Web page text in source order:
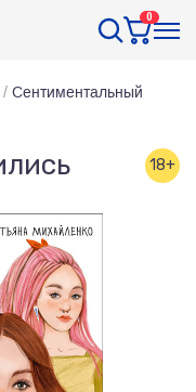
0
/ Сентиментальный
18+